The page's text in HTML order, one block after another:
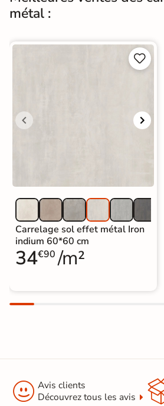
Origine
UPEC U4 P4 E3 C2
Catégories
Carrelage
Carrelage
Carrelage
Carrelage sol
Carrelage
Carrelage
métal :


Carrelage sol effet métal Iron
indium 60*60 cm
34€90 /m²
 Avis clients
Découvrez tous les avis